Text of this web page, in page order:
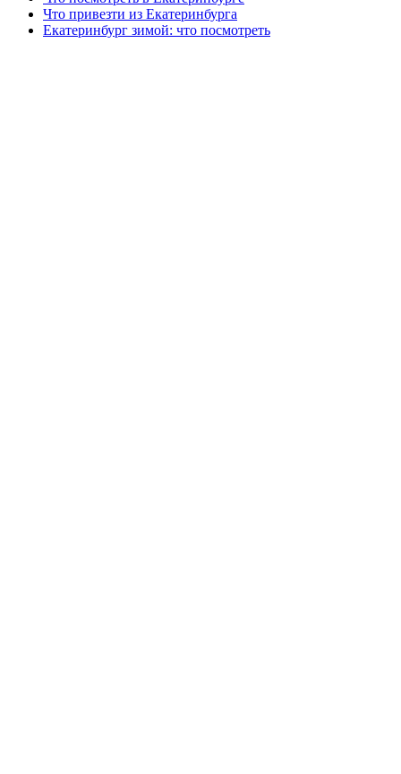
Что привезти из Екатеринбурга
Екатеринбург зимой: что посмотреть